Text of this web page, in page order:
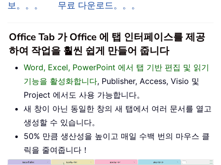
보。。。
무료 다운로드。。。
Office Tab 가 Office 에 탭 인터페이스를 제공
하여 작업을 훨씬 쉽게 만들어 줍니다
Word, Excel, PowerPoint 에서 탭 기반 편집 및 읽기
기능을 활성화합니다, Publisher, Access, Visio 및
Project 에서도 사용 가능합니다。
새 창이 아닌 동일한 창의 새 탭에서 여러 문서를 열고
생성할 수 있습니다。
50% 만큼 생산성을 높이고 매일 수백 번의 마우스 클
릭을 줄여줍니다！